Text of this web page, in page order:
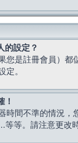
的設定？
您是註冊會員）都
定。
！
時間不準的情況，
等等。請注意更改